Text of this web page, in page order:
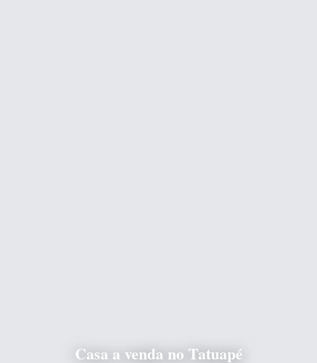
Casa a venda no Tatuapé